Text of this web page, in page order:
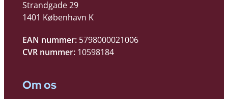
Strandgade 29
1401 København K
EAN nummer: 5798000021006
CVR nummer: 10598184
Om os